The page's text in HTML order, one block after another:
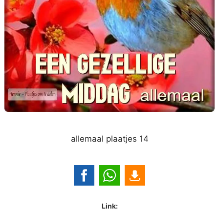
allemaal plaatjes 14
Link: